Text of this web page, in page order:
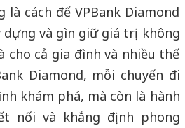
là cách để VPBank Diamond
dựng và gìn giữ giá trị không
cho cả gia đình và nhiều thế
Diamond, mỗi chuyến đi
khám phá, mà còn là hành
nối và khẳng định phong